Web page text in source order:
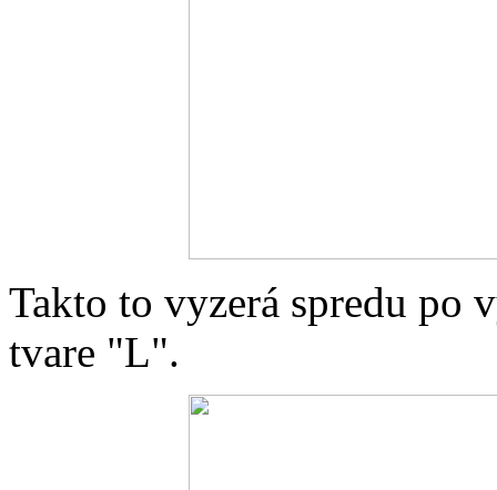
Takto to vyzerá spredu po
tvare "L".